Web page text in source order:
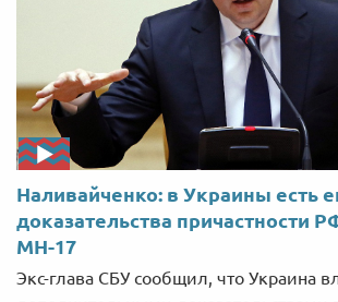
Наливайченко: в Украины есть
доказательства причастности
МН-17
Экс-глава СБУ сообщил, что Украина